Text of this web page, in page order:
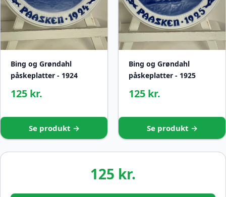
Bing og Grøndahl
påskeplatter - 1924
125 kr.
Se produkt →
Bing og Grøndahl
påskeplatter - 1925
125 kr.
Se produkt →
125 kr.